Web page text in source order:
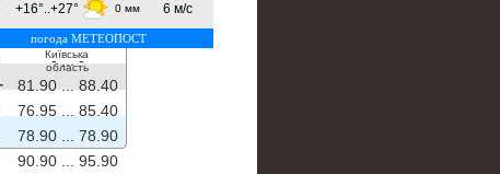
+16°..+27° 0 мм 6 м/с
погода МЕТЕОПОСТ
Київська
область
- ...-
81.90 ...
88.40
76.95 ...
85.40
78.90 ...
78.90
90.90 ...
95.90